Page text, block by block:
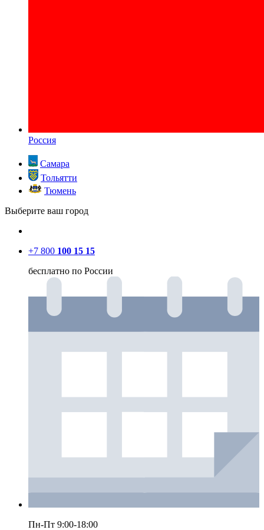
Россия
Самара
Тольятти
Тюмень
Выберите ваш город
+7 800 100 15 15
бесплатно по России
Пн-Пт 9:00-18:00